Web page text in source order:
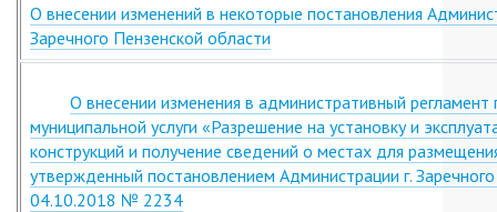
О внесении изменений в некоторые постановления
Заречного Пензенской области
О внесении изменения в административный регламент
муниципальной услуги «Разрешение на установку и
конструкций и получение сведений о местах для
утвержденный постановлением Администрации г.
04.10.2018 № 2234